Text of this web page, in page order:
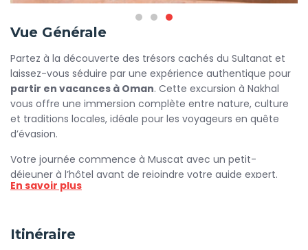
Vue Générale
Partez à la découverte des trésors cachés du Sultanat et
laissez-vous séduire par une expérience authentique pour
partir en vacances à Oman. Cette excursion à Nakhal
vous offre une immersion complète entre nature, culture
et traditions locales, idéale pour les voyageurs en quête
d’évasion.
Votre journée commence à Muscat avec un petit-
déjeuner à l’hôtel avant de rejoindre votre guide expert.
Vous prenez ensuite la route vers le célèbre marché aux
marins locaux. Cette première étape vous plonge
En savoir plus
Itinéraire